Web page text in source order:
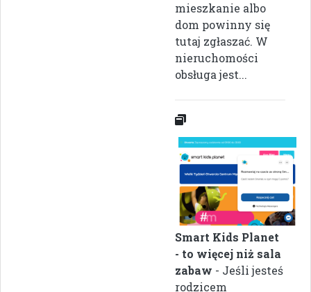
mieszkanie albo
dom powinny się
tutaj zgłaszać. W
nieruchomości
obsługa jest...
Smart Kids Planet
- to więcej niż sala
zabaw - Jeśli jesteś
rodzicem